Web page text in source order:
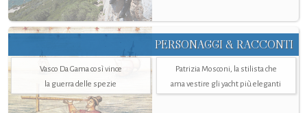
PERSONAGGI & RACCONTI
Vasco Da Gama così vince
la guerra delle spezie
Patrizia Mosconi, la stilista che
ama vestire gli yacht più eleganti